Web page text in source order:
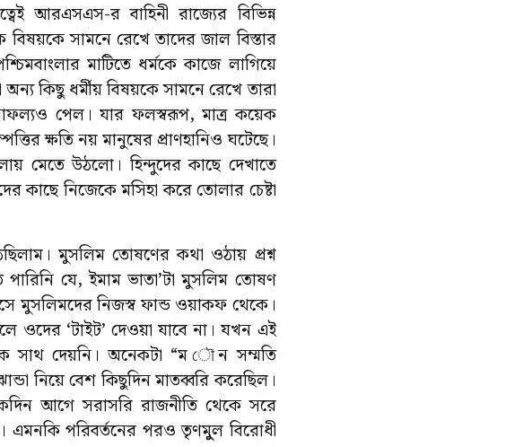
আরএসএস-র বাহিনী রাজ্যের বিভিন্ন
বিষয়কে সামনে রেখে তাদের জাল বিস্তার
মাটিতে ধর্মকে কাজে লাগিয়ে
কিছু ধর্মীয় বিষয়কে সামনে রেখে তারা
পেল। যার ফলস্বরূপ, মাত্র কয়েক
ক্ষতি নয় মানুষের প্রাণহানিও ঘটেছে।
মেতে উঠলো। হিন্দুদের কাছে দেখাতে
কাছে নিজেকে মসিহা করে তোলার চেষ্টা
মুসলিম তোষণের কথা ওঠায় প্রশ্ন
যে, ইমাম ভাতা’টা মুসলিম তোষণ
মুসলিমদের নিজস্ব ফান্ড ওয়াকফ থেকে।
ওদের ‘টাইট’ দেওয়া যাবে না। যখন এই
সাথ দেয়নি। অনেকটা “ম ৌন সম্মতি
নিয়ে বেশ কিছুদিন মাতব্বরি করেছিল।
আগে সরাসরি রাজনীতি থেকে সরে
পরিবর্তনের পরও তৃণমূুল বিরোধী